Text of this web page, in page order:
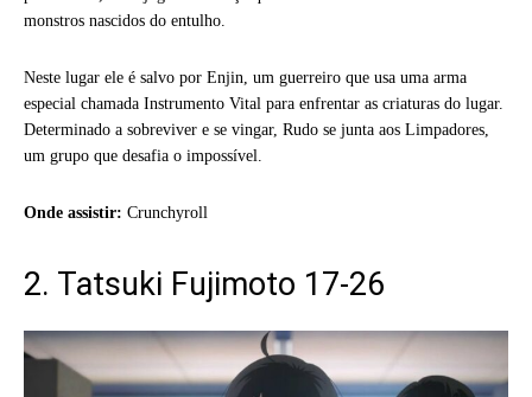
monstros nascidos do entulho.
Neste lugar ele é salvo por Enjin, um guerreiro que usa uma arma
especial chamada Instrumento Vital para enfrentar as criaturas do lugar.
Determinado a sobreviver e se vingar, Rudo se junta aos Limpadores,
um grupo que desafia o impossível.
Onde assistir: Crunchyroll
2. Tatsuki Fujimoto 17-26